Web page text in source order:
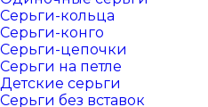
Серьги-кольца
Серьги-конго
Серьги-цепочки
Серьги на петле
Детские серьги
Серьги без вставок